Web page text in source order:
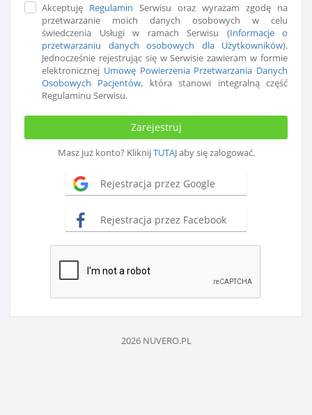
Akceptuję Regulamin Serwisu oraz wyrażam zgodę na
przetwarzanie moich danych osobowych w celu
świedczenia Usługi w ramach Serwisu (Informacje o
przetwarzaniu danych osobowych dla Użytkowników).
Jednocześnie rejestrując się w Serwisie zawieram w formie
elektronicznej Umowę Powierzenia Przetwarzania Danych
Osobowych Pacjentów, która stanowi integralną część
Regulaminu Serwisu.
Zarejestruj
Masz już konto? KliknijTUTAJaby się zalogować.
Rejestracja przez Google
Rejestracja przez Facebook
2026 NUVERO.PL